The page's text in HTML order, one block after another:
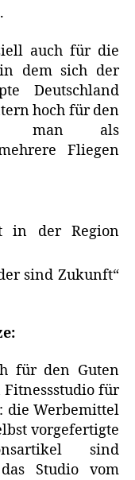
auch für die
dem sich der
Deutschland
hoch für den
man als
Fliegen
in der Region
sind Zukunft“
für den Guten
Fitnessstudio für
die Werbemittel
vorgefertigte
sind
Studio vom